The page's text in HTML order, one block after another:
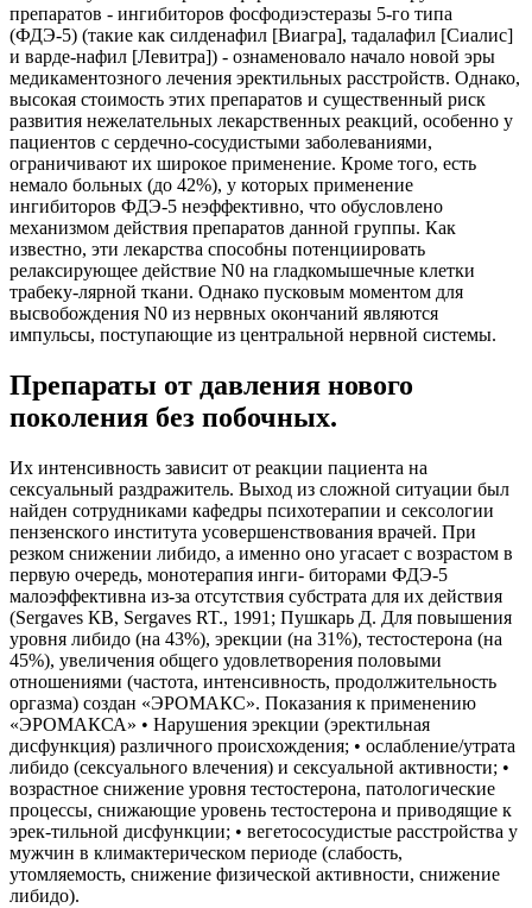
препаратов - ингибиторов фосфодиэстеразы 5-го типа
(ФДЭ-5) (такие как силденафил [Виагра], тадалафил [Сиалис]
и варде-нафил [Левитра]) - ознаменовало начало новой эры
медикаментозного лечения эректильных расстройств. Однако,
высокая стоимость этих препаратов и существенный риск
развития нежелательных лекарственных реакций, особенно у
пациентов с сердечно-сосудистыми заболеваниями,
ограничивают их широкое применение. Кроме того, есть
немало больных (до 42%), у которых применение
ингибиторов ФДЭ-5 неэффективно, что обусловлено
механизмом действия препаратов данной группы. Как
известно, эти лекарства способны потенциировать
релаксирующее действие N0 на гладкомышечные клетки
трабеку-лярной ткани. Однако пусковым моментом для
высвобождения N0 из нервных окончаний являются
импульсы, поступающие из центральной нервной системы.
Препараты от давления нового
поколения без побочных.
Их интенсивность зависит от реакции пациента на
сексуальный раздражитель. Выход из сложной ситуации был
найден сотрудниками кафедры психотерапии и сексологии
пензенского института усовершенствования врачей. При
резком снижении либидо, а именно оно угасает с возрастом в
первую очередь, монотерапия инги- биторами ФДЭ-5
малоэффективна из-за отсутствия субстрата для их действия
(Sergaves КВ, Sergaves RT., 1991; Пушкарь Д. Для повышения
уровня либидо (на 43%), эрекции (на 31%), тестостерона (на
45%), увеличения общего удовлетворения половыми
отношениями (частота, интенсивность, продолжительность
оргазма) создан «ЭРОМАКС». Показания к применению
«ЭРОМАКСА» • Нарушения эрекции (эректильная
дисфункция) различного происхождения; • ослабление/утрата
либидо (сексуального влечения) и сексуальной активности; •
возрастное снижение уровня тестостерона, патологические
процессы, снижающие уровень тестостерона и приводящие к
эрек-тильной дисфункции; • вегетососудистые расстройства у
мужчин в климактерическом периоде (слабость,
утомляемость, снижение физической активности, снижение
либидо).